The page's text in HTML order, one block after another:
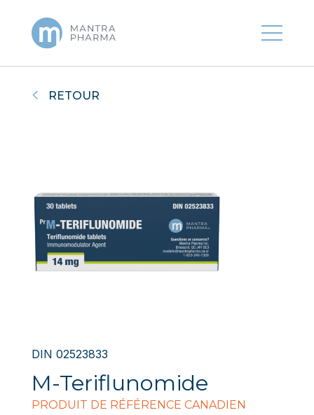
RETOUR
DIN 02523833
M-Teriflunomide
PRODUIT DE RÉFÉRENCE CANADIEN